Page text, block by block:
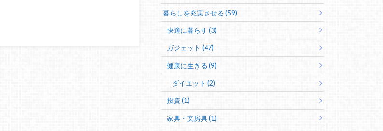
暮らしを充実させる (59)
快適に暮らす (3)
ガジェット (47)
健康に生きる (9)
ダイエット (2)
投資 (1)
家具・文房具 (1)